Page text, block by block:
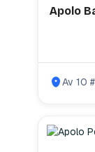
Apolo
Av 10